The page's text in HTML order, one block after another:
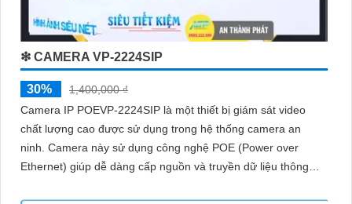
❇ CAMERA VP-2224SIP
30%
1,400,000 ₫
Camera IP POEVP-2224SIP là một thiết bị giám sát video
chất lượng cao được sử dụng trong hệ thống camera an
ninh. Camera này sử dụng công nghệ POE (Power over
Ethernet) giúp dễ dàng cấp nguồn và truyền dữ liệu thông